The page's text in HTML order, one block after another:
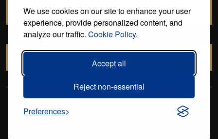
We use cookies on our site to enhance your user
experience, provide personalized content, and
analyze our traffic. Cookie Policy.
Accept all
Reject non-essential
Preferences
SUSCRIBIRSE
reservados. Desarrollado por
.